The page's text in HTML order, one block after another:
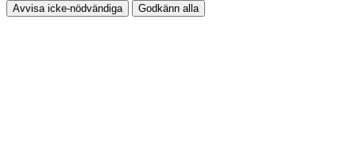
Avvisa icke-nödvändiga Godkänn alla